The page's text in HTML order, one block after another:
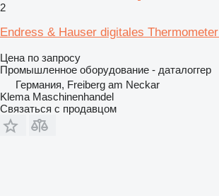
2
Endress & Hauser digitales
Цена по запросу
Промышленное оборудование - даталоггер
Германия, Freiberg am Neckar
Klema Maschinenhandel
Связаться с продавцом